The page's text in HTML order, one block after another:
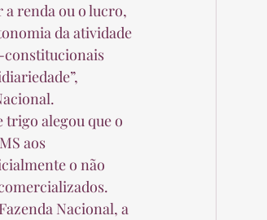
da atividade
constitucionais
aos
o não